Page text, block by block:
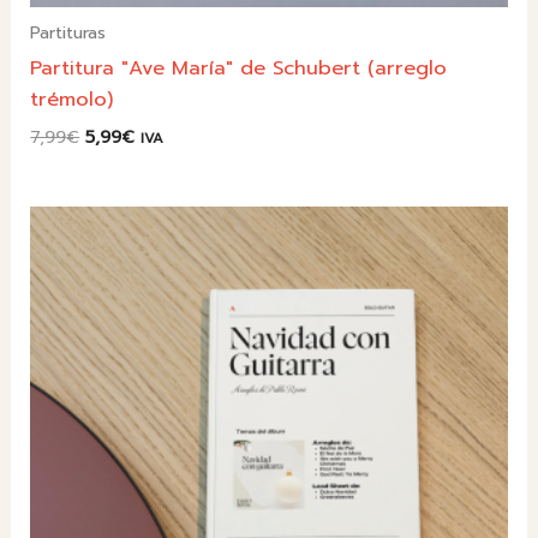
Partituras
Partitura "Ave María" de Schubert (arreglo
trémolo)
7,99€ El
era:
7,99€.
5,99€El
es:
5,99€.
IVA